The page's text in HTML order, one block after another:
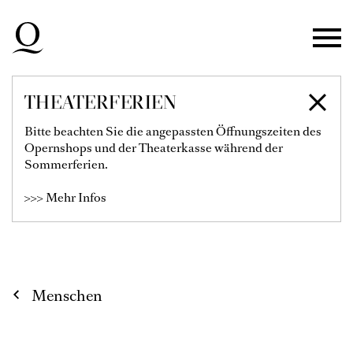
Zur Hauptnavigation springen
Zum Hauptinhalt springen
Zum Footer springen
THEATERFERIEN
Bitte beachten Sie die angepassten Öffnungszeiten des
Opernshops und der Theaterkasse während der
Sommerferien.
>>> Mehr Infos
SANDRA MICHAELA
Menschen